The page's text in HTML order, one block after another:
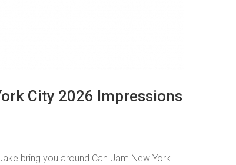
City 2026 Impressions
bring you around Can Jam New York